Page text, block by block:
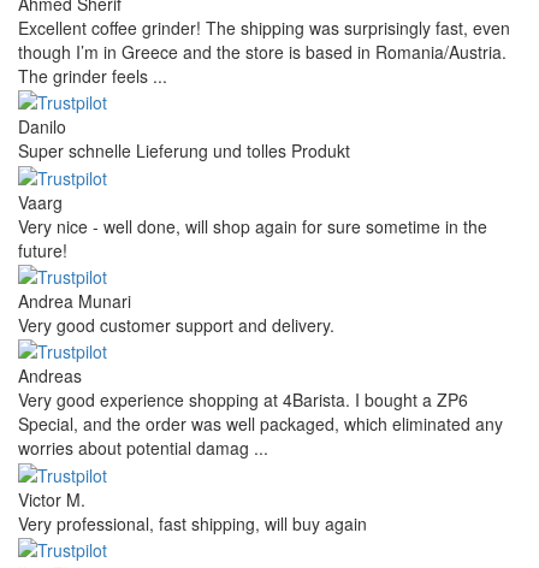
Andres
I bought a cafelat robot, the delivery was really fast and the
products were in great conditions. I will be buying again. The
shipping to Switzerland ...
Mihaylovich
perfect all product,company,delivery, thanks recomended
Nerijus
Excellent store! Friendly and professional communication, fast
shipping, and the item arrived well packaged. The whole
purchasing experience was smoot ...
Richard Möckel
Super Support! Bestellvorgang hat super funktioniert. Ich einen
Feuer bei der Bestellung gemacht, welcher sofort korrigiert
wurde. Der Support ist w ...
Hanna
Def recommend! Even with the trust pilot results, I'm always a bit
scared ordering from websites I did not hear of before, but this
one is 100% solid ...